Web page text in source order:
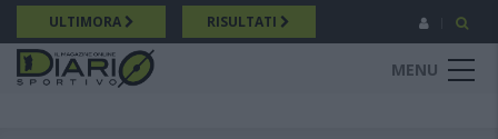
Salta
al
contenuto
principale
ULTIMORA RISULTATI
MENU